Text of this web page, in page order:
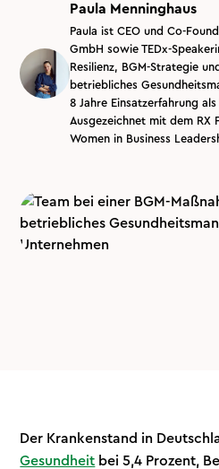
Paula Menninghaus
Paula ist CEO und Co-
GmbH sowie TEDx-
Resilienz, BGM-Strategie
betriebliches
8 Jahre Einsatzerfahrung
Ausgezeichnet mit dem RX
Women in Business
Der Krankenstand in
Gesundheit bei 5,4 Prozent,